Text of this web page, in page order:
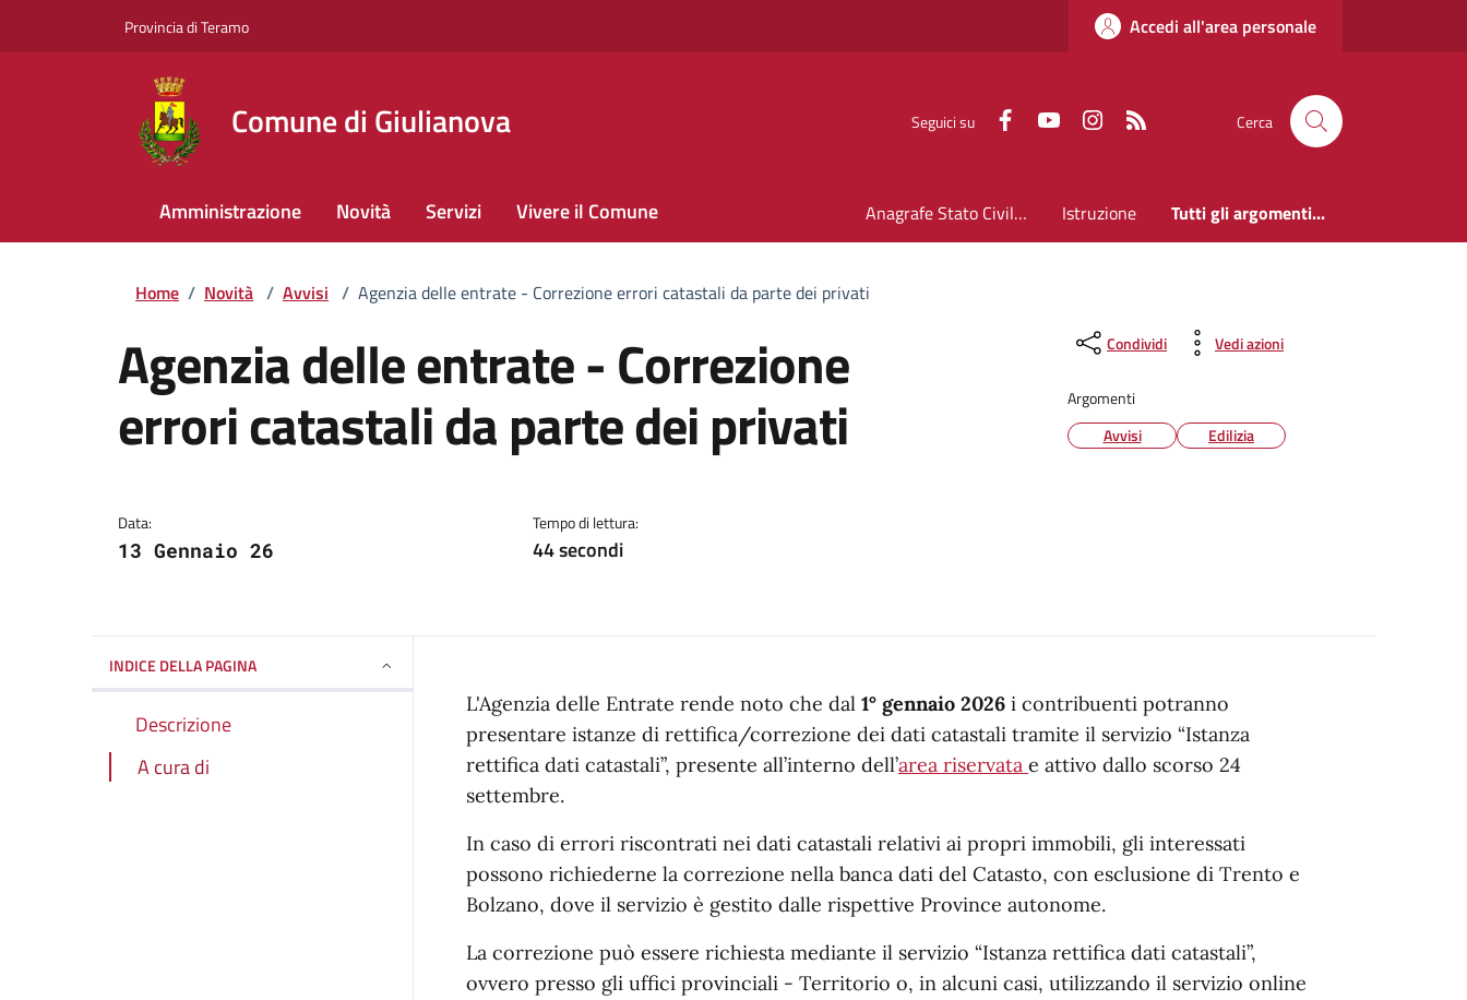
Provincia di Teramo Accedi all'area personale
Comune di Giulianova Seguici su FaceboookYoutubeInstagram Cerca
Amministrazione Novità Servizi Vivere il Comune Anagrafe Stato Civile ed Elettorale Istruzione Tutti gli argomenti...
Home / Novità / Avvisi / Agenzia delle entrate - Correzione errori catastali da parte dei privati
Agenzia delle entrate - Correzione
errori catastali da parte dei privati
Data:
13 Gennaio 26
Tempo di lettura:
44 secondi
Condividi Vedi azioni
Argomenti
Avvisi
Edilizia
INDICE DELLA PAGINA
Descrizione
A cura di
L'Agenzia delle Entrate rende noto che dal 1° gennaio 2026 i contribuenti potranno
presentare istanze di rettifica/correzione dei dati catastali tramite il servizio “Istanza
rettifica dati catastali”, presente all’interno dell’area riservata e attivo dallo scorso 24
settembre.
In caso di errori riscontrati nei dati catastali relativi ai propri immobili, gli interessati
possono richiederne la correzione nella banca dati del Catasto, con esclusione di Trento e
Bolzano, dove il servizio è gestito dalle rispettive Province autonome.
La correzione può essere richiesta mediante il servizio “Istanza rettifica dati catastali”,
ovvero presso gli uffici provinciali - Territorio o, in alcuni casi, utilizzando il servizio online